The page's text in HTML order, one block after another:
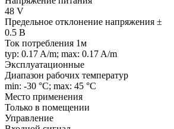
48 V
Предельное отклонение напряжения ±
0.5 В
Ток потребления 1м
typ: 0.17 A/m; max: 0.17 A/m
Эксплуатационные
Диапазон рабочих температур
min: -30 °C; max: 45 °C
Место применения
Только в помещении
Управление